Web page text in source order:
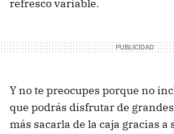
refresco variable.
Y no te preocupes porque no
que podrás disfrutar de
más sacarla de la caja gracias a